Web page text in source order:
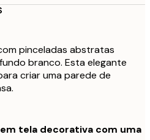
pinceladas abstratas
branco. Esta elegante
criar uma parede de
tela decorativa com uma